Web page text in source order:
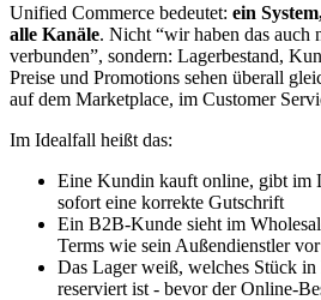
Unified Commerce bedeutet: ein
alle Kanäle. Nicht “wir haben das auch
verbunden”, sondern: Lagerbestand,
Preise und Promotions sehen überall
auf dem Marketplace, im Customer
Im Idealfall heißt das:
Eine Kundin kauft online, gibt im
sofort eine korrekte Gutschrift
Ein B2B-Kunde sieht im
Terms wie sein Außendienstler
Das Lager weiß, welches Stück
reserviert ist - bevor der Online-